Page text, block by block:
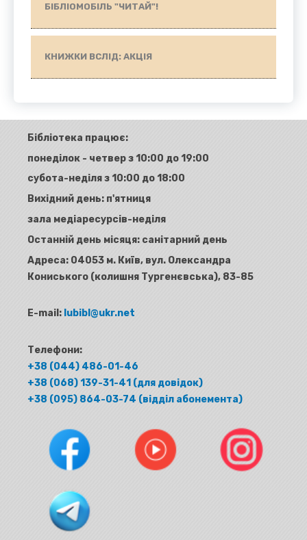
БІБЛІОМОБІЛЬ "ЧИТАЙ"!
КНИЖКИ ВСЛІД: АКЦІЯ
Бібліотека працює:
понеділок - четвер з 10:00 до 19:00
субота-неділя з 10:00 до 18:00
Вихідний день: п'ятниця
зала медіаресурсів-неділя
Останній день місяця: санітарний день
Адреса: 04053 м. Київ, вул. Олександра
Кониського (колишня Тургенєвська), 83-85
E-mail: lubibl@ukr.net
Телефони:
+38 (044) 486-01-46
+38 (068) 139-31-41 (для довідок)
+38 (095) 864-03-74 (відділ абонемента)